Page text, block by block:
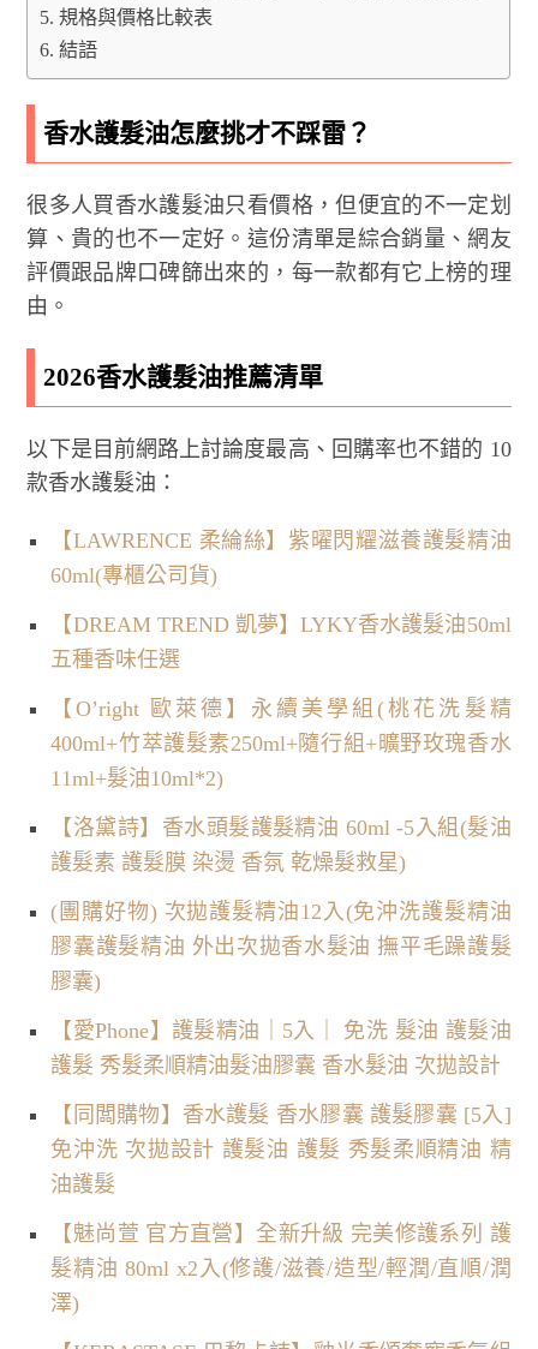
規格與價格比較表
結語
香水護髮油怎麼挑才不踩雷？
很多人買香水護髮油只看價格，但便宜的不一定划
算、貴的也不一定好。這份清單是綜合銷量、網友
評價跟品牌口碑篩出來的，每一款都有它上榜的理
由。
2026香水護髮油推薦清單
以下是目前網路上討論度最高、回購率也不錯的 10
款香水護髮油：
【LAWRENCE 柔綸絲】紫曜閃耀滋養護髮精油
60ml(專櫃公司貨)
【DREAM TREND 凱夢】LYKY香水護髮油50ml
五種香味任選
【O’right 歐萊德】永續美學組(桃花洗髮精
400ml+竹萃護髮素250ml+隨行組+曠野玫瑰香水
11ml+髮油10ml*2)
【洛黛詩】香水頭髮護髮精油 60ml -5入組(髮油
護髮素 護髮膜 染燙 香氛 乾燥髮救星)
(團購好物) 次拋護髮精油12入(免沖洗護髮精油
膠囊護髮精油 外出次拋香水髮油 撫平毛躁護髮
膠囊)
【愛Phone】護髮精油｜5入｜ 免洗 髮油 護髮油
護髮 秀髮柔順精油髮油膠囊 香水髮油 次拋設計
【同闆購物】香水護髮 香水膠囊 護髮膠囊 [5入]
免沖洗 次拋設計 護髮油 護髮 秀髮柔順精油 精
油護髮
【魅尚萱 官方直營】全新升級 完美修護系列 護
髮精油 80ml x2入(修護/滋養/造型/輕潤/直順/潤
澤)